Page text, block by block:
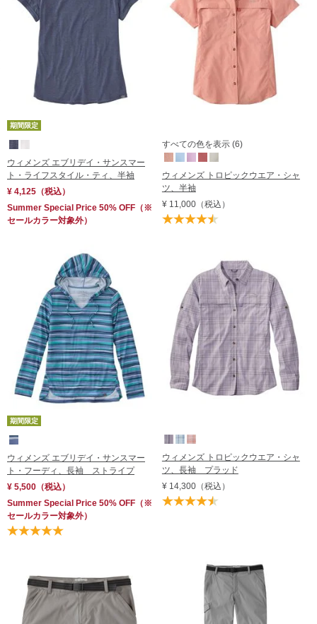
期間限定
ウィメンズ エブリデイ・サンスマー
ト・ライフスタイル・ティ、半袖
¥ 4,125 （税込）
Summer Special Price 50% OFF （※
セールカラー対象外）
すべての色を表示 (6)
ウィメンズ トロピックウエア・シャ
ツ、半袖
¥ 11,000（税込）
期間限定
ウィメンズ エブリデイ・サンスマー
ト・フーディ、長袖 ストライプ
¥ 5,500 （税込）
Summer Special Price 50% OFF （※
セールカラー対象外）
ウィメンズ トロピックウエア・シャ
ツ、長袖 プラッド
¥ 14,300（税込）